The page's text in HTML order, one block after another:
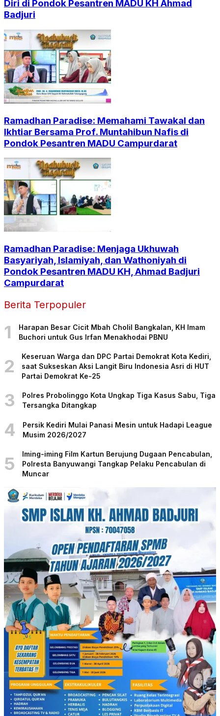
Diri di Pondok Pesantren MADU KH Ahmad
Badjuri
Ramadhan Paradise: Memahami Tawakal dan
Ikhtiar Bersama Prof. Muntahibun Nafis di
Pondok Pesantren MADU Campurdarat
Ramadhan Paradise: Menjaga Ukhuwah
Basyariyah, Islamiyah, dan Wathoniyah di
Pondok Pesantren MADU KH, Ahmad Badjuri
Campurdarat
Berita Terpopuler
1
Harapan Besar Cicit Mbah Cholil Bangkalan, KH Imam
Buchori untuk Gus Irfan Menakhodai PBNU
2
Keseruan Warga dan DPC Partai Demokrat Kota Kediri,
saat Sukseskan Aksi Langit Biru Indonesia Asri di HUT
Partai Demokrat Ke-25
3
Polres Probolinggo Kota Ungkap Tiga Kasus Sabu, Tiga
Tersangka Ditangkap
4
Persik Kediri Mulai Panasi Mesin untuk Hadapi League
Musim 2026/2027
5
Iming-iming Film Kartun Berujung Dugaan Pencabulan,
Polresta Banyuwangi Tangkap Pelaku Pencabulan di
Muncar